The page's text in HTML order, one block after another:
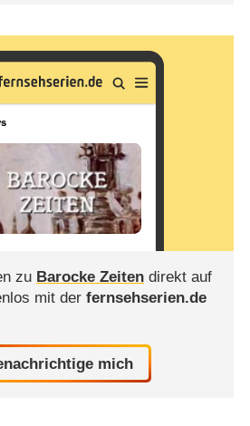
zu Barocke Zeitendirekt auf
mit der fernsehserien.de
mich